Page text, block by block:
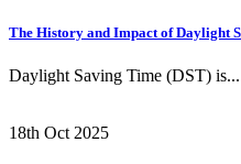
The History and Impact of Daylight
Daylight Saving Time (DST) is...
18th Oct 2025